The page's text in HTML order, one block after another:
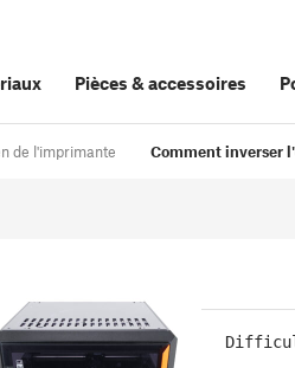
Pièces &accessoires
de l'imprimante Comment inverser